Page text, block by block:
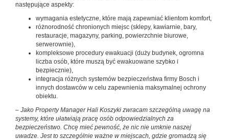
następujące aspekty:
wymagania estetyczne, które mają zapewniać klientom komfort,
różnorodność chronionych miejsc (sklepy, kawiarnie, bary,
restauracje, magazyny, parking, powierzchnie biurowe,
serwerownie),
kompleksowe procedury ewakuacji (duży budynek, ogromna
liczba osób, które muszą być ewakuowane szybko i
bezpiecznie),
integracja różnych systemów bezpieczeństwa firmy Bosch i
innych dostawców w celu zapewnienia maksymalnej ochrony
obiektu.
– Jako Property Manager Hali Koszyki zwracam szczególną uwagę na
systemy, które ułatwiają pracę osób odpowiedzialnych za
bezpieczeństwo. Chcę mieć pewność, że nic nie umknie naszej
uwadze. Jest to szczególnie ważne w miejscach, gdzie gromadzą się